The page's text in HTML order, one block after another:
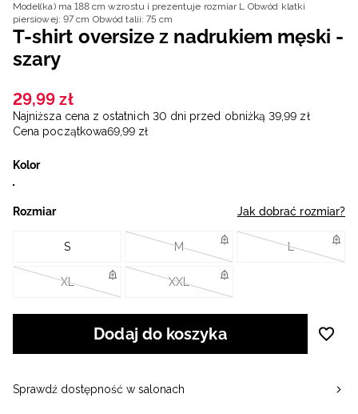
Model(ka) ma 188 cm wzrostu i prezentuje rozmiar L Obwód klatki
piersiowej: 97 cm Obwód talii: 75 cm
T-shirt oversize z nadrukiem męski -
szary
29,99 zł
Najniższa cena z ostatnich 30 dni przed obniżką 39,99 zł
Cena początkowa69,99 zł
Kolor
Rozmiar Jak dobrać rozmiar?
S M L
XL XXL
Dodaj do koszyka
Sprawdź dostępność w salonach